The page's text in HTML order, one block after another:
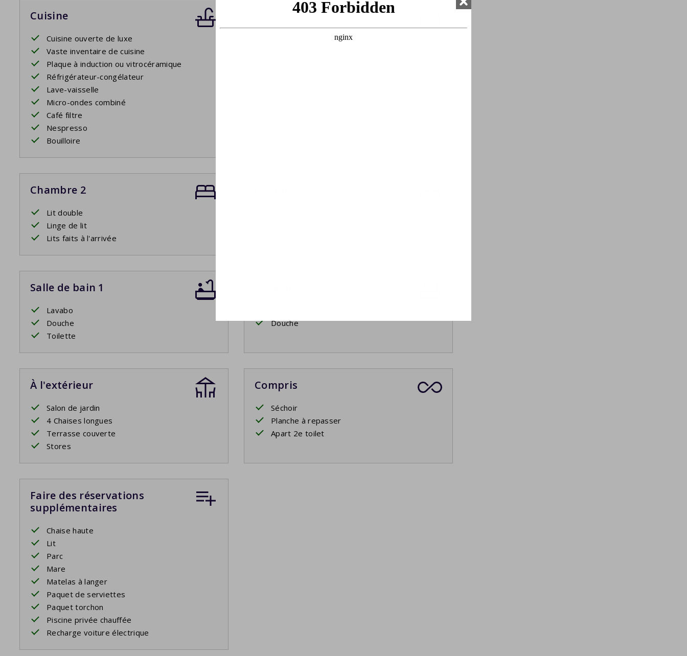
Cuisine
Cuisine ouverte de luxe
Vaste inventaire de cuisine
Plaque à induction ou vitrocéramique
Réfrigérateur-congélateur
Lave-vaisselle
Micro-ondes combiné
Café filtre
Nespresso
Bouilloire
Chambre 1
Chambre 2
Lit double
Linge de lit
Lits faits à l'arrivée
Salle de bain 1
Lavabo
Douche
Toilette
Douche
À l'extérieur
Salon de jardin
4 Chaises longues
Terrasse couverte
Stores
Compris
Séchoir
Planche à repasser
Apart 2e toilet
Faire des réservations
supplémentaires
Chaise haute
Lit
Parc
Mare
Matelas à langer
Paquet de serviettes
Paquet torchon
Piscine privée chauffée
Recharge voiture électrique